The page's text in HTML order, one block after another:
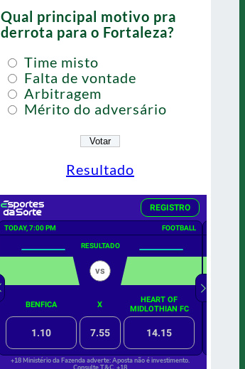
Qual principal motivo pra
derrota para o Fortaleza?
Time misto
Falta de vontade
Arbitragem
Mérito do adversário
Resultado